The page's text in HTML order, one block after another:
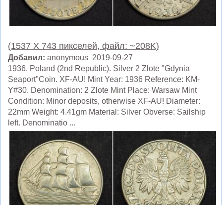
(1537 X 743 пикселей, файл: ~208K)
Добавил: anonymous 2019-09-27
1936, Poland (2nd Republic). Silver 2 Zlote "Gdynia
Seaport"Coin. XF-AU! Mint Year: 1936 Reference: KM-
Y#30. Denomination: 2 Zlote Mint Place: Warsaw Mint
Condition: Minor deposits, otherwise XF-AU! Diameter:
22mm Weight: 4.41gm Material: Silver Obverse: Sailship
left. Denominatio ...